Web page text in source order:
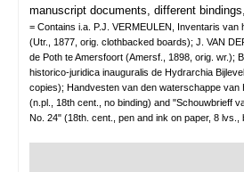
manuscript documents, different
= Contains i.a. P.J. VERMEULEN, Inventaris
(Utr., 1877, orig. clothbacked boards); J. VAN
de Poth te Amersfoort (Amersf., 1898, orig. wr.);
historico-juridica inauguralis de Hydrarchia
copies); Handvesten van den waterschappe van
(n.pl., 18th cent., no binding) and "Schouwbrieff
No. 24" (18th. cent., pen and ink on paper, 8 lvs.,